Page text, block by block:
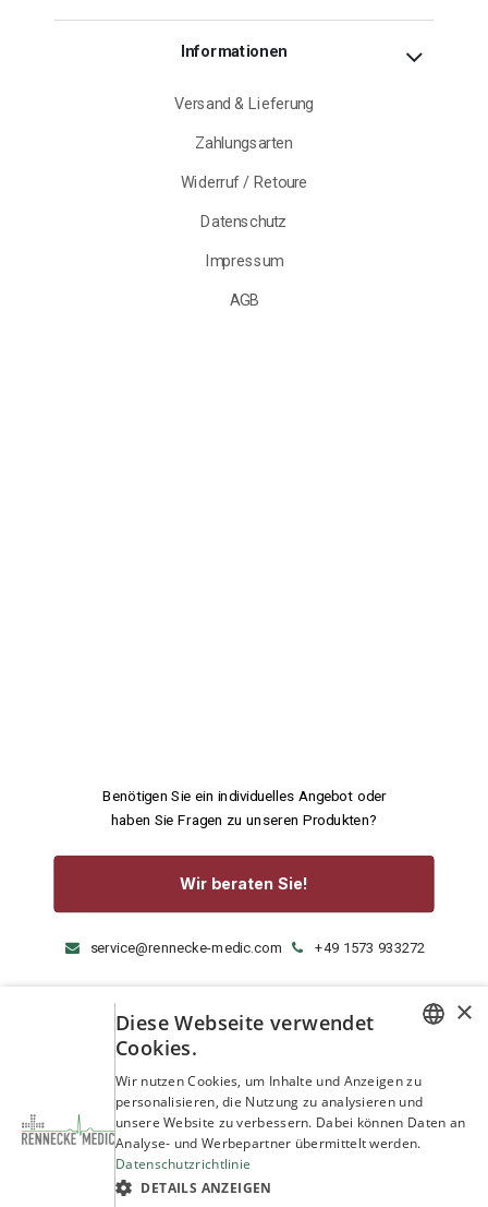
Informationen
Versand & Lieferung
Zahlungsarten
Widerruf / Retoure
Datenschutz
Impressum
AGB
Benötigen Sie ein individuelles Angebot oder
haben Sie Fragen zu unseren Produkten?
Wir beraten Sie!
service@rennecke-medic.com +49 1573 933272
ENGLISH
×
Diese Webseite verwendet
Cookies.
Wir nutzen Cookies, um Inhalte und Anzeigen zu
personalisieren, die Nutzung zu analysieren und
unsere Website zu verbessern. Dabei können Daten an
Analyse- und Werbepartner übermittelt werden.
Datenschutzrichtlinie
DETAILS ANZEIGEN